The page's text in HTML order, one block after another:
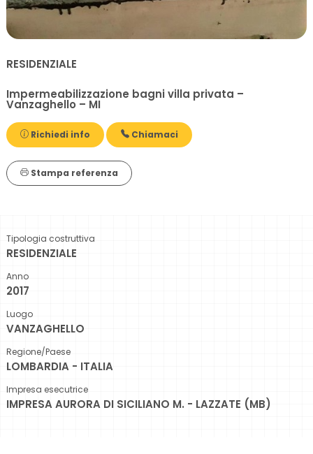
RESIDENZIALE
Impermeabilizzazione bagni villa privata –
Vanzaghello – MI
Richiedi info Chiamaci
Stampa referenza
Tipologia costruttiva
RESIDENZIALE
Anno
2017
Luogo
VANZAGHELLO
Regione/Paese
LOMBARDIA - ITALIA
Impresa esecutrice
IMPRESA AURORA DI SICILIANO M. - LAZZATE (MB)